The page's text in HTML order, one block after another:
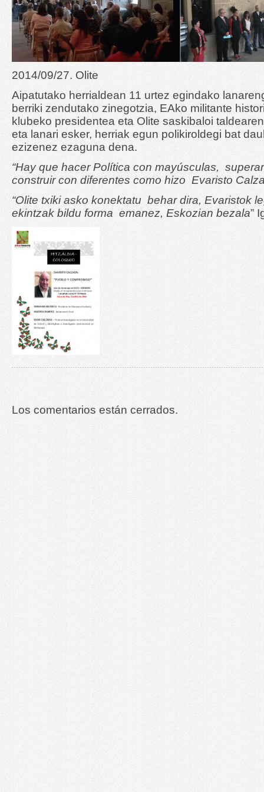
2014/09/27. Olite
Aipatutako herrialdean 11 urtez egindako
berriki zendutako zinegotzia, EAko militante
klubeko presidentea eta Olite saskibaloi
eta lanari esker, herriak egun polikiroldegi bat
ezizenez ezaguna dena.
“Hay que hacer Política con mayúsculas,
construir con diferentes como hizo Evaristo
“Olite txiki asko konektatu behar dira, Evaristok
ekintzak bildu forma emanez, Eskozian bezala”
Los comentarios están cerrados.